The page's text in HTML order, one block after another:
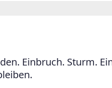
Einbruch. Sturm.